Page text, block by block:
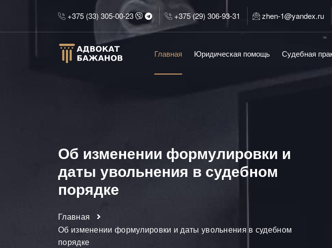
+375 (33) 305-00-23 +375 (29) 306-93-31 zhen-1@yandex.ru
Главная Юридическая помощь Судебная
Об изменении формулировки и
даты увольнения в судебном
порядке
Главная
Об изменении формулировки и даты увольнения в судебном
порядке